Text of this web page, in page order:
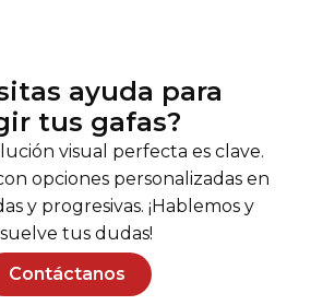
ayuda para
tus gafas?
visual perfecta es clave.
opciones personalizadas en
y progresivas. ¡Hablemos y
tus dudas!
Contáctanos